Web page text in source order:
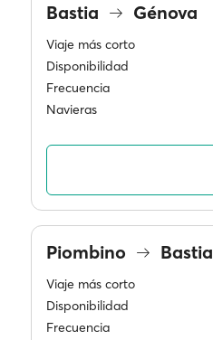
Bastia Génova
Viaje más corto
Disponibilidad
Frecuencia
Navieras
Piombino Bastia
Viaje más corto
Disponibilidad
Frecuencia